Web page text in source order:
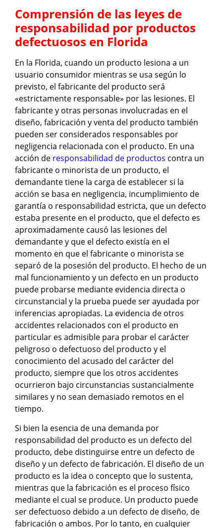
Comprensión de las leyes de
responsabilidad por productos
defectuosos en Florida
En la Florida, cuando un producto lesiona a un
usuario consumidor mientras se usa según lo
previsto, el fabricante del producto será
«estrictamente responsable» por las lesiones. El
fabricante y otras personas involucradas en el
diseño, fabricación y venta del producto también
pueden ser considerados responsables por
negligencia relacionada con el producto. En una
acción de responsabilidad de productos contra un
fabricante o minorista de un producto, el
demandante tiene la carga de establecer si la
acción se basa en negligencia, incumplimiento de
garantía o responsabilidad estricta, que un defecto
estaba presente en el producto, que el defecto es
aproximadamente causó las lesiones del
demandante y que el defecto existía en el
momento en que el fabricante o minorista se
separó de la posesión del producto. El hecho de un
mal funcionamiento y un defecto en un producto
puede probarse mediante evidencia directa o
circunstancial y la prueba puede ser ayudada por
inferencias apropiadas. La evidencia de otros
accidentes relacionados con el producto en
particular es admisible para probar el carácter
peligroso o defectuoso del producto y el
conocimiento del acusado del carácter del
producto, siempre que los otros accidentes
ocurrieron bajo circunstancias sustancialmente
similares y no sean demasiado remotos en el
tiempo.
Si bien la esencia de una demanda por
responsabilidad del producto es un defecto del
producto, debe distinguirse entre un defecto de
diseño y un defecto de fabricación. El diseño de un
producto es la idea o concepto que lo sustenta,
mientras que la fabricación es el proceso físico
mediante el cual se produce. Un producto puede
ser defectuoso debido a un defecto de diseño, de
fabricación o ambos. Por lo tanto, en cualquier